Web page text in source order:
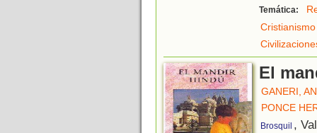
Temática:
Cristianismo
El
GANERI,
PONCE
Brosquil ,